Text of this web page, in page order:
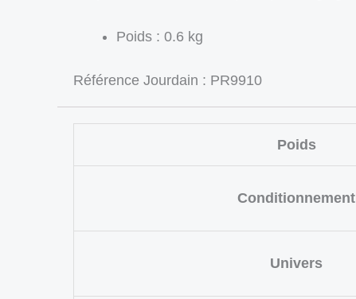
Poids : 0.6 kg
Référence Jourdain : PR9910
Poids
Conditionnement
Univers